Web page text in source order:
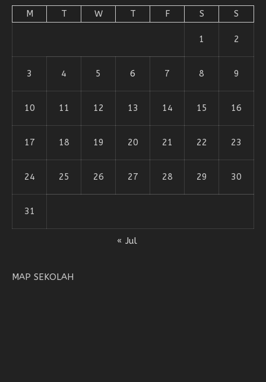
M T W T F S S
1 2
3 4 5 6 7 8 9
10 11 12 13 14 15 16
17 18 19 20 21 22 23
24 25 26 27 28 29 30
31
« Jul
MAP SEKOLAH